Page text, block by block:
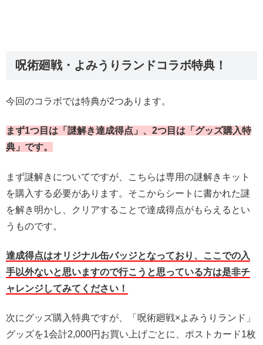
呪術廻戦・よみうりランドコラボ特典！
今回のコラボでは特典が2つあります。
まず1つ目は「謎解き達成得点」、2つ目は「グッズ購入特
典」です。
まず謎解きについてですが、こちらは専用の謎解きキット
を購入する必要があります。そこからシートに書かれた謎
を解き明かし、クリアすることで達成得点がもらえるとい
うものです。
達成得点はオリジナル缶バッジとなっており、ここでの入
手以外ないと思いますので行こうと思っている方は是非チ
ャレンジしてみてください！
次にグッズ購入特典ですが、「呪術廻戦×よみうりランド」
グッズを1会計2,000円お買い上げごとに、ポストカード1枚